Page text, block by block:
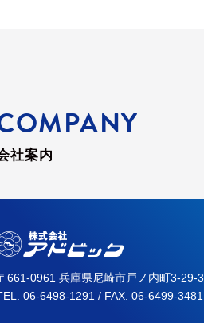
社案内
661-0961 兵庫県尼崎市戸ノ内町3-29-3
06-6498-1291 / FAX. 06-6499-3481